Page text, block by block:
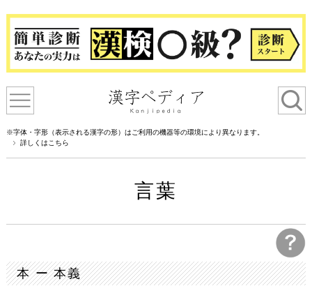
※字体・字形（表示される漢字の形）はご利用の機器等の環境により異なります。
詳しくはこちら
言葉
本 ー 本義